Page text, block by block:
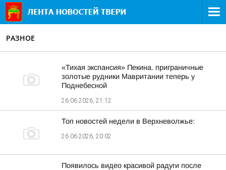
РАЗНОЕ
«Тихая экспансия» Пекина. приграничные
золотые рудники Мавритании теперь у
Поднебесной
26.06.2026, 21:12
Топ новостей недели в Верхневолжье:
26.06.2026, 20:02
Появилось видео красивой радуги после